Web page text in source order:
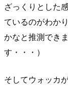
ざっくりとした
ているのがわか
かなと推測でき
す・・・）
そしてウォッカ